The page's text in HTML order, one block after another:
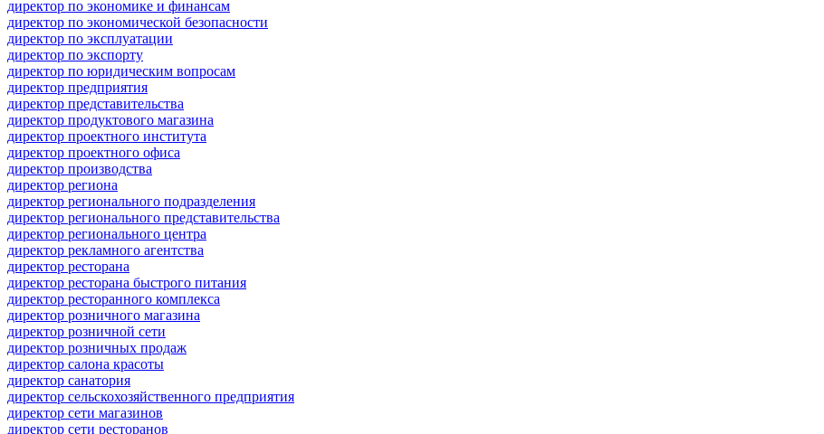
директор по экономике и финансам
директор по экономической безопасности
директор по эксплуатации
директор по экспорту
директор по юридическим вопросам
директор предприятия
директор представительства
директор продуктового магазина
директор проектного института
директор проектного офиса
директор производства
директор региона
директор регионального подразделения
директор регионального представительства
директор регионального центра
директор рекламного агентства
директор ресторана
директор ресторана быстрого питания
директор ресторанного комплекса
директор розничного магазина
директор розничной сети
директор розничных продаж
директор салона красоты
директор санатория
директор сельскохозяйственного предприятия
директор сети магазинов
директор сети ресторанов